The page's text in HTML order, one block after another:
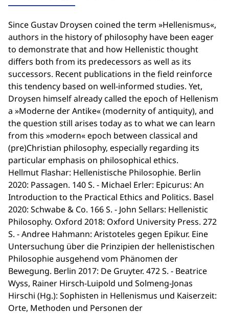
Since Gustav Droysen coined the term »Hellenismus«,
authors in the history of philosophy have been eager
to demonstrate that and how Hellenistic thought
differs both from its predecessors as well as its
successors. Recent publications in the field reinforce
this tendency based on well-informed studies. Yet,
Droysen himself already called the epoch of Hellenism
a »Moderne der Antike« (modernity of antiquity), and
the question still arises today as to what we can learn
from this »modern« epoch between classical and
(pre)Christian philosophy, especially regarding its
particular emphasis on philosophical ethics.
Hellmut Flashar: Hellenistische Philosophie. Berlin
2020: Passagen. 140 S. - Michael Erler: Epicurus: An
Introduction to the Practical Ethics and Politics. Basel
2020: Schwabe & Co. 166 S. - John Sellars: Hellenistic
Philosophy. Oxford 2018: Oxford University Press. 272
S. - Andree Hahmann: Aristoteles gegen Epikur. Eine
Untersuchung über die Prinzipien der hellenistischen
Philosophie ausgehend vom Phänomen der
Bewegung. Berlin 2017: De Gruyter. 472 S. - Beatrice
Wyss, Rainer Hirsch-Luipold und Solmeng-Jonas
Hirschi (Hg.): Sophisten in Hellenismus und Kaiserzeit:
Orte, Methoden und Personen der